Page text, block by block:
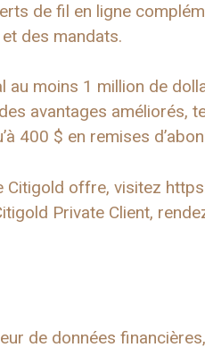
de fil en ligne
des mandats.
moins 1 million de
avantages améliorés,
400 $ en remises
Citigold offre, visitez
Private Client,
de données